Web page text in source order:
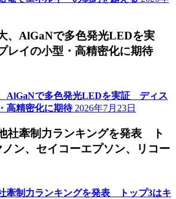
、AlGaNで多色発光LEDを実
イの小型・高精密化に期待
AlGaNで多色発光LEDを実証 ディス
高精密化に期待 2026年7月23日
社牽制力ランキングを発表 ト
ノン、セイコーエプソン、リコー
牽制力ランキングを発表 トップ3はキ